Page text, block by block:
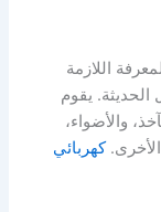
اللازمة
الحديثة. يقوم
والأضواء،
الأخرى.كهربائي